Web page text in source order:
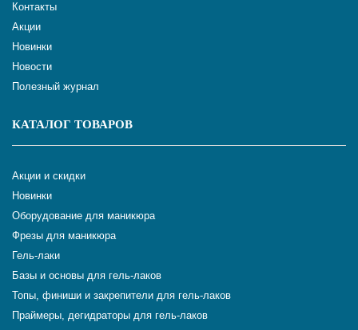
Контакты
Акции
Новинки
Новости
Полезный журнал
КАТАЛОГ ТОВАРОВ
Акции и скидки
Новинки
Оборудование для маникюра
Фрезы для маникюра
Гель-лаки
Базы и основы для гель-лаков
Топы, финиши и закрепители для гель-лаков
Праймеры, дегидраторы для гель-лаков